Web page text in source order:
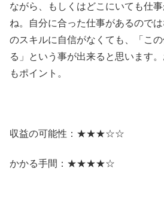
ながら、もしくはどこにいても仕
ね。自分に合った仕事があるので
のスキルに自信がなくても、「こ
る」という事が出来ると思います
もポイント。
収益の可能性：★★★☆☆
かかる手間：★★★★☆